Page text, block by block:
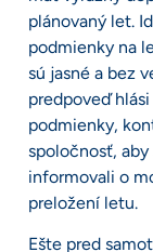
plánovaný let.
podmienky na
sú jasné a bez
predpoveď
podmienky,
spoločnosť, aby
informovali o
preložení letu.
Ešte pred